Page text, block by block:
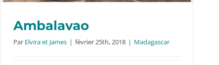
Ambalavao
Par Elvira et James | février 25th, 2018 | Madagascar